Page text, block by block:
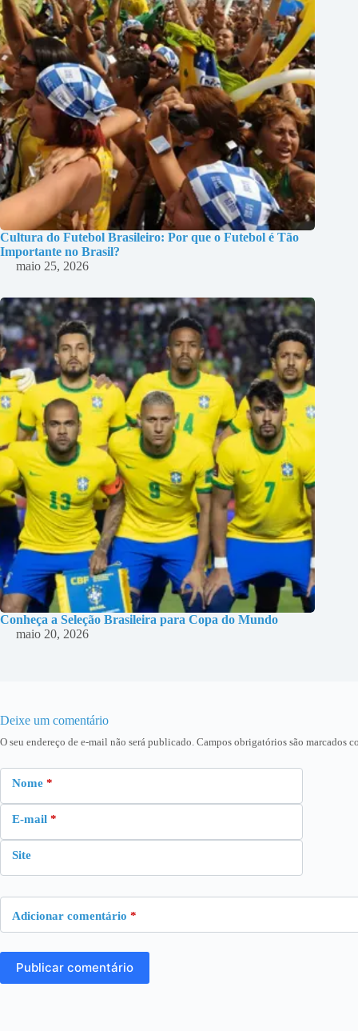
Cultura do Futebol Brasileiro: Por que o Futebol é Tão
Importante no Brasil?
maio 25, 2026
Conheça a Seleção Brasileira para Copa do Mundo
maio 20, 2026
Deixe um comentário
O seu endereço de e-mail não será publicado. Campos obrigatórios são marcados
Nome *
E-mail *
Site
Adicionar comentário *
Publicar comentário